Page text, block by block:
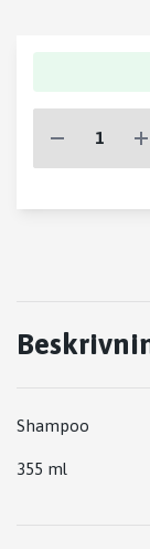
Shampoo
355 ml